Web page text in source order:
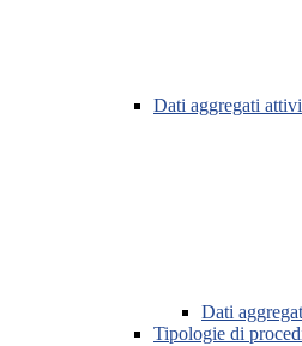
Dati aggregati
Dati
Tipologie di